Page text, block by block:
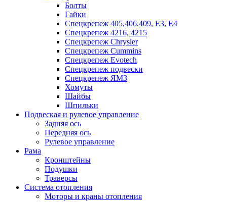
Болты
Гайки
Спецкрепеж 405,406,409, Е3, Е4
Спецкрепеж 4216, 4215
Спецкрепеж Chrysler
Спецкрепеж Cummins
Спецкрепеж Evotech
Спецкрепеж подвески
Спецкрепеж ЯМЗ
Хомуты
Шайбы
Шпильки
Подвеская и рулевое управление
Задняя ось
Передняя ось
Рулевое управление
Рама
Кронштейны
Подушки
Траверсы
Система отопления
Моторы и краны отопления